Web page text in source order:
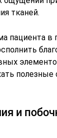
тканей.
пациента в
и